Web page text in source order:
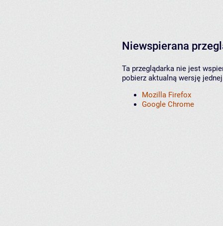
Niewspierana
Ta przeglądarka nie jest
pobierz aktualną wersję
Mozilla Firefox
Google Chrome